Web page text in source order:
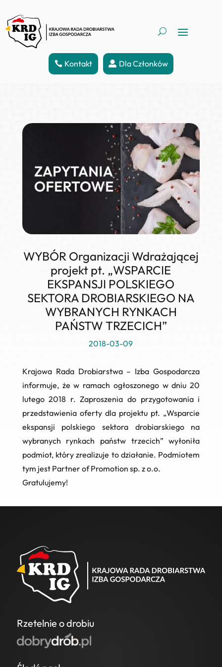
Kontakt Dla Członków
WYBÓR Organizacji Wdrażającej
projekt pt. „WSPARCIE
EKSPANSJI POLSKIEGO
SEKTORA DROBIARSKIEGO NA
WYBRANYCH RYNKACH
PAŃSTW TRZECICH”
2018-03-09
Krajowa Rada Drobiarstwa – Izba Gospodarcza
informuje, że w ramach ogłoszonego w dniu 20
lutego 2018 r. Zaproszenia do przygotowania i
przedstawienia oferty dla projektu pt. „Wsparcie
ekspansji polskiego sektora drobiarskiego na
wybranych rynkach państw trzecich”wyłoniła
podmiot, który zrealizuje to działanie. Podmiotem
tym jest Partner of Promotion sp. z o.o.
Gratulujemy!
Rzetelnie o drobiu